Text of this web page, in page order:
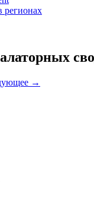
регионах
→